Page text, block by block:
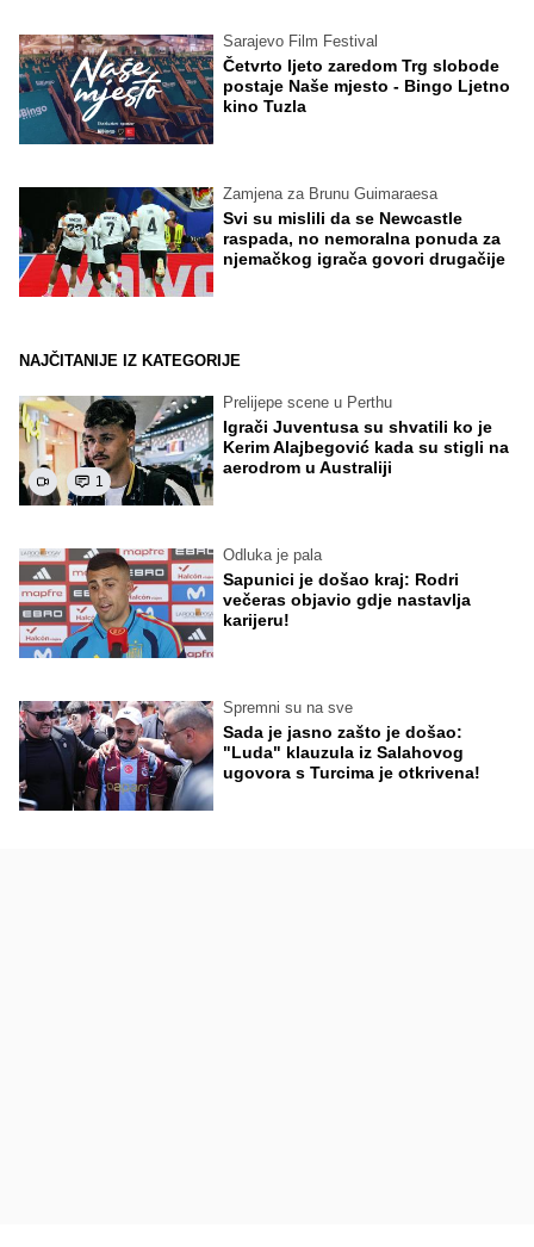
Sarajevo Film Festival
Četvrto ljeto zaredom Trg slobode
postaje Naše mjesto - Bingo Ljetno
kino Tuzla
Zamjena za Brunu Guimaraesa
Svi su mislili da se Newcastle
raspada, no nemoralna ponuda za
njemačkog igrača govori drugačije
NAJČITANIJE IZ KATEGORIJE
1
Prelijepe scene u Perthu
Igrači Juventusa su shvatili ko je
Kerim Alajbegović kada su stigli na
aerodrom u Australiji
Odluka je pala
Sapunici je došao kraj: Rodri
večeras objavio gdje nastavlja
karijeru!
Spremni su na sve
Sada je jasno zašto je došao:
"Luda" klauzula iz Salahovog
ugovora s Turcima je otkrivena!